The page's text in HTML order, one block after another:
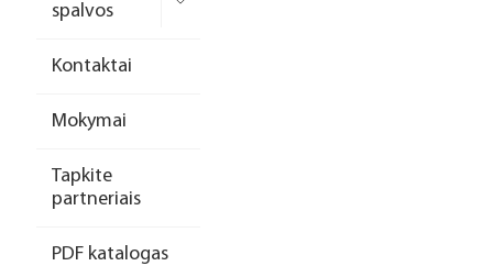
spalvos
Kontaktai
Mokymai
Tapkite
partneriais
PDF katalogas